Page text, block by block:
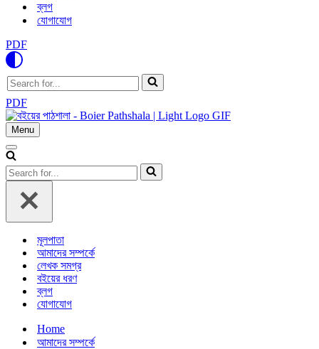
ব্লগ
যোগাযোগ
PDF
Search
for...
PDF
Menu
Navigation
Navigation
Menu
Search
for...
মূলপাতা
আমাদের সম্পর্কে
লেখক সমগ্র
বইয়ের ধরণ
ব্লগ
যোগাযোগ
Home
আমাদের সম্পর্কে